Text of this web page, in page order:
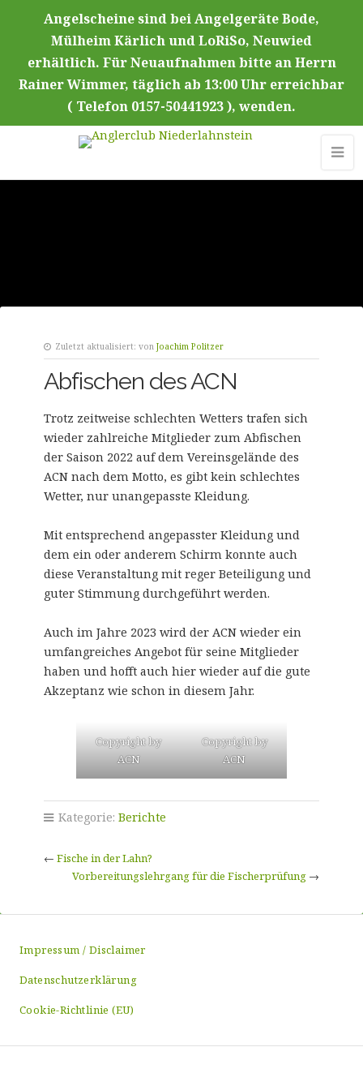
Angelscheine sind bei Angelgeräte Bode,
Mülheim Kärlich und LoRiSo, Neuwied
erhältlich. Für Neuaufnahmen bitte an Herrn
Rainer Wimmer, täglich ab 13:00 Uhr erreichbar
( Telefon 0157-50441923 ), wenden.
Zuletzt aktualisiert: von Joachim Politzer
Abfischen des ACN
Trotz zeitweise schlechten Wetters trafen sich
wieder zahlreiche Mitglieder zum Abfischen
der Saison 2022 auf dem Vereinsgelände des
ACN nach dem Motto, es gibt kein schlechtes
Wetter, nur unangepasste Kleidung.
Mit entsprechend angepasster Kleidung und
dem ein oder anderem Schirm konnte auch
diese Veranstaltung mit reger Beteiligung und
guter Stimmung durchgeführt werden.
Auch im Jahre 2023 wird der ACN wieder ein
umfangreiches Angebot für seine Mitglieder
haben und hofft auch hier wieder auf die gute
Akzeptanz wie schon in diesem Jahr.
Copyright by
ACN
Copyright by
ACN
Kategorie: Berichte
← Fische in der Lahn?
Vorbereitungslehrgang für die Fischerprüfung →
Impressum / Disclaimer
Datenschutzerklärung
Cookie-Richtlinie (EU)